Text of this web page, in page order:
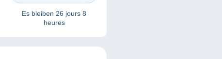
Es bleiben 26 jours 8
heures